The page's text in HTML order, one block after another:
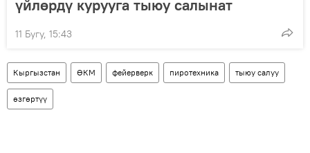
үйлөрдү курууга тыюу салынат
11 Бугу, 15:43
Кыргызстан ӨКМ фейерверк пиротехника тыюу салуу
өзгөртүү